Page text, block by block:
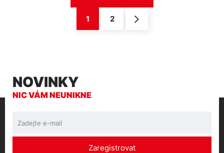
1 2
NOVINKY
NIC VÁM NEUNIKNE
Zaregistrovat